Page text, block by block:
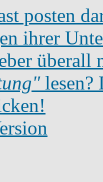
posten
ihrer
überall
lesen?